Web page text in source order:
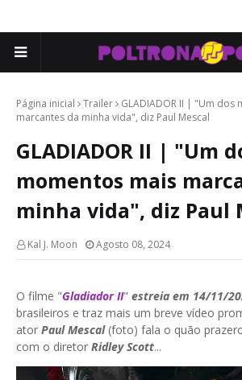
Página inicial Trailer
GLADIADOR II | "Um dos
marcantes da minha vida", diz Paul Mescal
GLADIADOR II | "Um
momentos mais
minha vida", diz Paul
Kal J. Moon Agosto 08, 2024
O filme "Gladiador II" estreia em 14/11/
brasileiros e traz mais um breve vídeo
ator Paul Mescal(foto) fala o quão
com o diretor Ridley Scott...